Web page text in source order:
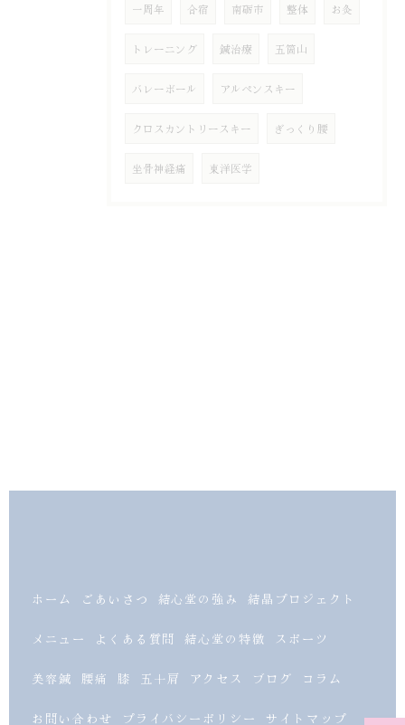
一周年 合宿 南砺市 整体 お灸
トレーニング 鍼治療 五箇山
バレーボール アルペンスキー
クロスカントリースキー ぎっくり腰
坐骨神経痛 東洋医学
ホーム ごあいさつ 結心堂の強み 結晶プロジェクト
メニュー よくある質問 結心堂の特徴 スポーツ
美容鍼 腰痛 膝 五十肩 アクセス ブログ コラム
お問い合わせ プライバシーポリシー サイトマップ